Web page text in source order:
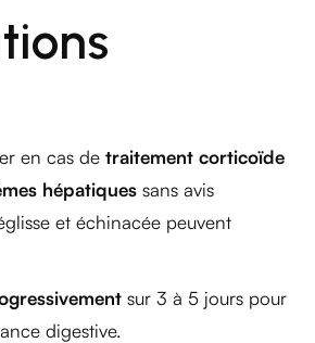
en cas de traitement corticoïde
hépatiques sans avis
et échinacée peuvent
sur 3 à 5 jours pour
digestive.